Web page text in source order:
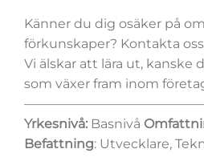
Känner du dig osäker på
förkunskaper? Kontakta
Vi älskar att lära ut, kanske
som växer fram inom
Yrkesnivå: Basnivå
Befattning: Utvecklare,